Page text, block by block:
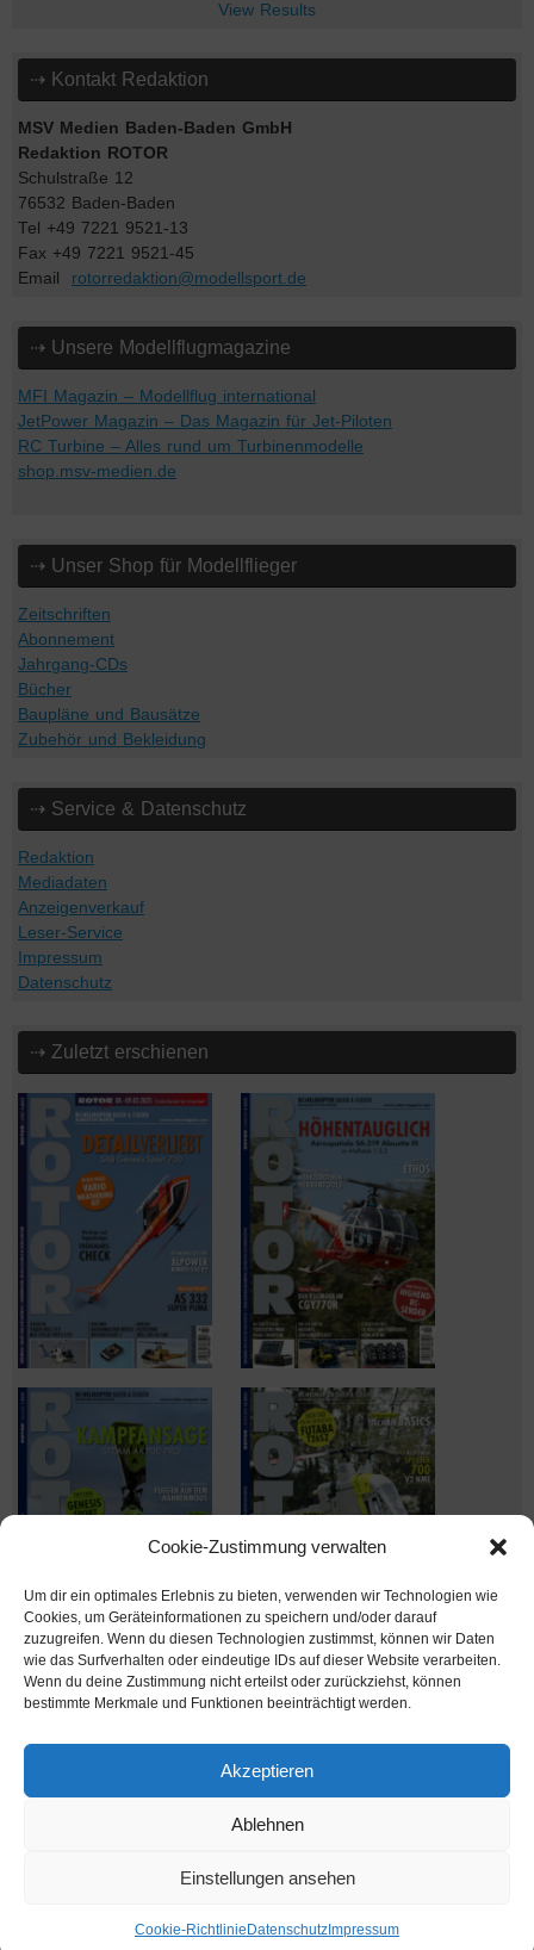
Cookie-Zustimmung verwalten
Um dir ein optimales Erlebnis zu bieten, verwenden wir Technologien wie
Cookies, um Geräteinformationen zu speichern und/oder darauf
zuzugreifen. Wenn du diesen Technologien zustimmst, können wir Daten
wie das Surfverhalten oder eindeutige IDs auf dieser Website verarbeiten.
Wenn du deine Zustimmung nicht erteilst oder zurückziehst, können
bestimmte Merkmale und Funktionen beeinträchtigt werden.
Akzeptieren
Ablehnen
Einstellungen ansehen
Cookie-Richtlinie Datenschutz Impressum
View Results
⇢ Kontakt Redaktion
MSV Medien Baden-Baden GmbH
Redaktion ROTOR
Schulstraße 12
76532 Baden-Baden
Tel +49 7221 9521-13
Fax +49 7221 9521-45
Email rotorredaktion@modellsport.de
⇢ Unsere Modellflugmagazine
MFI Magazin – Modellflug international
JetPower Magazin – Das Magazin für Jet-Piloten
RC Turbine – Alles rund um Turbinenmodelle
shop.msv-medien.de
⇢ Unser Shop für Modellflieger
Zeitschriften
Abonnement
Jahrgang-CDs
Bücher
Baupläne und Bausätze
Zubehör und Bekleidung
⇢ Service & Datenschutz
Redaktion
Mediadaten
Anzeigenverkauf
Leser-Service
Impressum
Datenschutz
⇢ Zuletzt erschienen
Ausgabe verpasst? Kein Problem – einfach nachbestellen im
GmbH
Präsentiert vonTempera